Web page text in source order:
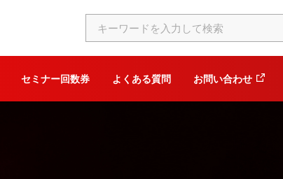
セミナー回数券 よくある質問 お問い合わせ